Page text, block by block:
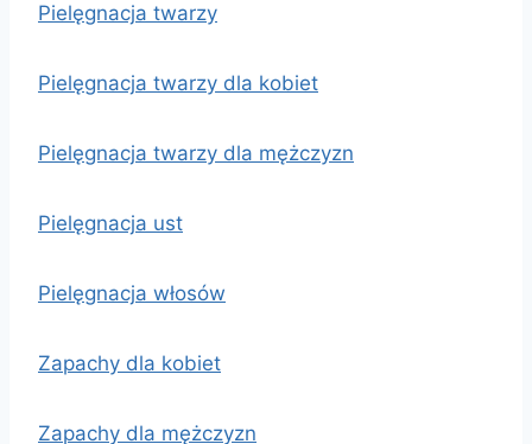
Pielęgnacja twarzy
Pielęgnacja twarzy dla kobiet
Pielęgnacja twarzy dla mężczyzn
Pielęgnacja ust
Pielęgnacja włosów
Zapachy dla kobiet
Zapachy dla mężczyzn